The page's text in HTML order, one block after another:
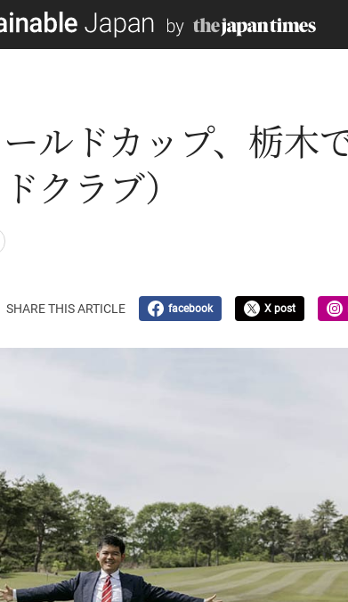
ルドカップ、栃木
クラブ）
SHARE THIS ARTICLE facebook X post